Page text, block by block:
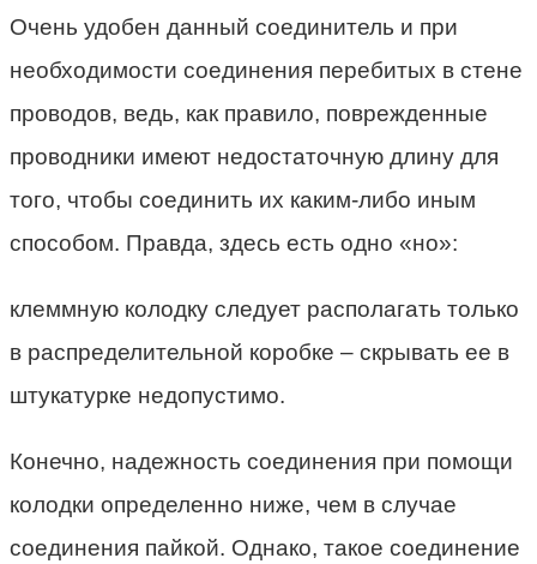
Очень удобен данный соединитель и при
необходимости соединения перебитых в стене
проводов, ведь, как правило, поврежденные
проводники имеют недостаточную длину для
того, чтобы соединить их каким-либо иным
способом. Правда, здесь есть одно «но»:
клеммную колодку следует располагать только
в распределительной коробке – скрывать ее в
штукатурке недопустимо.
Конечно, надежность соединения при помощи
колодки определенно ниже, чем в случае
соединения пайкой. Однако, такое соединение